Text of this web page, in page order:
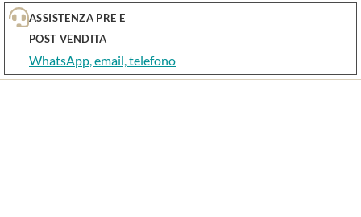
ASSISTENZA PRE E
POST VENDITA
WhatsApp, email, telefono